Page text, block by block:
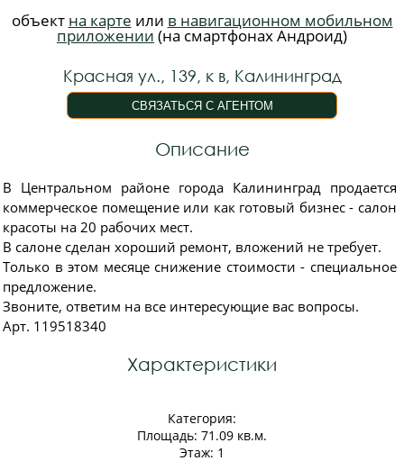
объект на карте или в навигационном мобильном
приложении (на смартфонах Андроид)
Красная ул., 139, к в, Калининград
Описание
В Центральном районе города Калининград продается
коммерческое помещение или как готовый бизнес - салон
красоты на 20 рабочих мест.
В салоне сделан хороший ремонт, вложений не требует.
Только в этом месяце снижение стоимости - специальное
предложение.
Звоните, ответим на все интересующие вас вопросы.
Арт. 119518340
Характеристики
Категория:
Площадь: 71.09 кв.м.
Этаж: 1